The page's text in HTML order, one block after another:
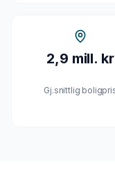
2,9 mill. kr
Gj.snittlig